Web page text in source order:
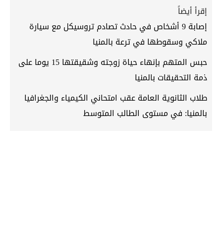
إقرأ أيضاً
إصابة 9 أشخاص في حادث تصادم تروسيكل مع سيارة
ملاكي وسقوطها في ترعة بالمنيا
حبس المتهم بإنهاء حياة زوجته وشقيقتها 15 يوما على
ذمة التحقيقات بالمنيا
طلاب الثانوية العامة عقب امتحاني الكيمياء والجغرافيا
بالمنيا: في مستوى الطالب المتوسط